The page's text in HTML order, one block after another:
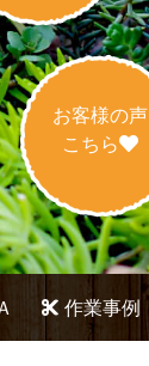
お客様の声
こちら
作業事例